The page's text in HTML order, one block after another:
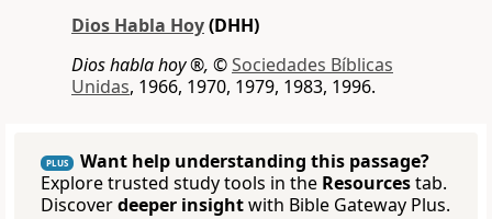
Dios Habla Hoy(DHH)
Dios habla hoy ®, ©Sociedades Bíblicas
Unidas, 1966, 1970, 1979, 1983, 1996.
PLUS
Want help understanding this passage?
Explore trusted study tools in the Resourcestab.
Discoverdeeper insightwith Bible Gateway Plus.